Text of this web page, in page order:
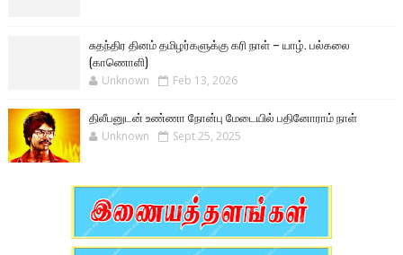
சுதந்திர தினம் தமிழர்களுக்கு கரி நாள் – யாழ். பல்கலை
(காணொளி)
Unknown Feb 13, 2026
திலீபனுடன் உண்ணா நோன்பு மேடையில் பதினோராம் நாள்
Unknown Sept 25, 2025